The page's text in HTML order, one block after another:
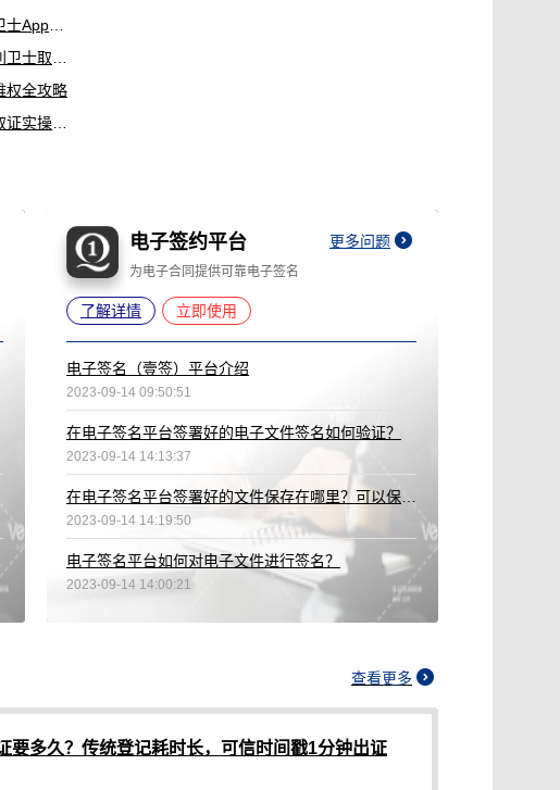
权全攻略
电子签约平台 更多问题
为电子合同提供可靠电子签名
了解详情 立即使用
电子签名（壹签）平台介绍
2023-09-14 09:50:51
在电子签名平台签署好的电子文件签名如何验证？
2023-09-14 14:13:37
2023-09-14 14:19:50
电子签名平台如何对电子文件进行签名？
2023-09-14 14:00:21
查看更多
要多久？传统登记耗时长，可信时间戳1分钟出证